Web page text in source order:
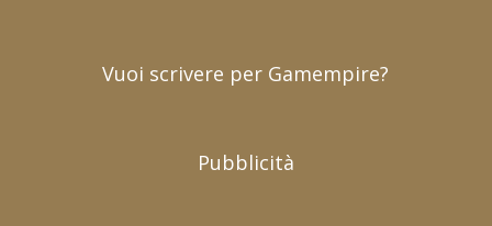
Vuoi scrivere per Gamempire?
Pubblicità